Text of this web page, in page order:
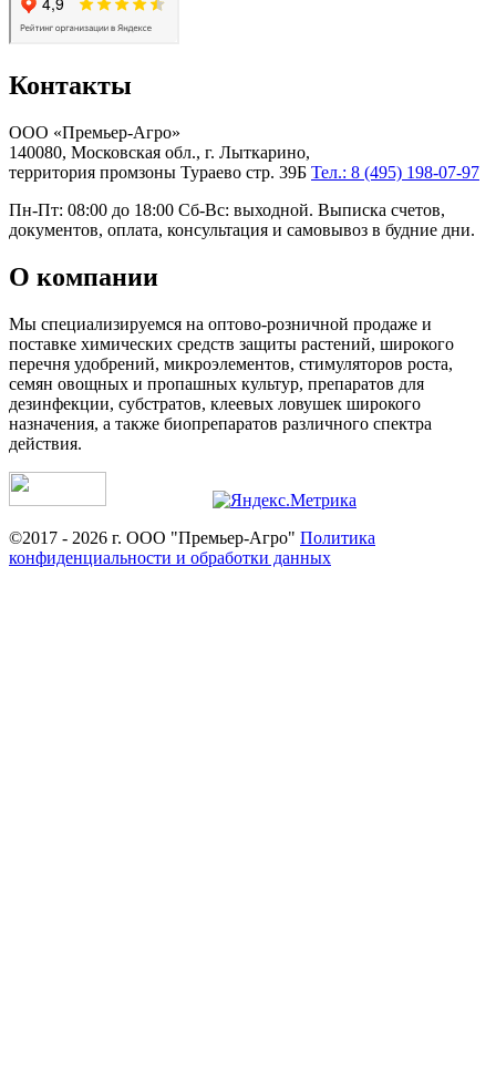
Контакты
ООО «Премьер-Агро»
140080, Московская обл., г. Лыткарино,
территория промзоны Тураево стр. 39Б Тел.: 8 (495) 198-07-97
Пн-Пт: 08:00 до 18:00 Сб-Вс: выходной. Выписка счетов,
документов, оплата, консультация и самовывоз в будние дни.
О компании
Мы специализируемся на оптово-розничной продаже и
поставке химических средств защиты растений, широкого
перечня удобрений, микроэлементов, стимуляторов роста,
семян овощных и пропашных культур, препаратов для
дезинфекции, субстратов, клеевых ловушек широкого
назначения, а также биопрепаратов различного спектра
действия.
©2017 - 2026 г. ООО "Премьер-Агро" Политика
конфиденциальности и обработки данных